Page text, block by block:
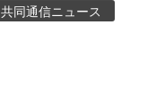
共同通信ニュース